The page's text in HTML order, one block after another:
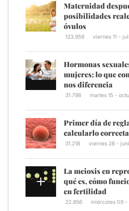
Maternidad
posibilidades
óvulos
123.959 viernes 11 -
Hormonas
mujeres: lo que
nos diferencia
31.798 martes 15 -
Primer día de
calcularlo
31.218 viernes 28 -
La meiosis en
qué es, cómo
en fertilidad
22.856 miércoles 09 -